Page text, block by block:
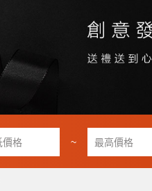
~